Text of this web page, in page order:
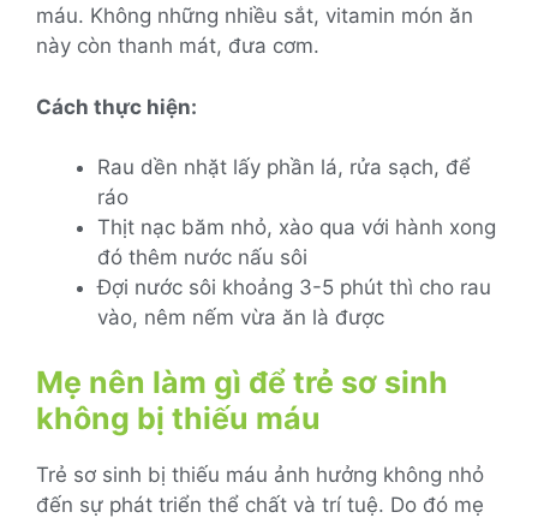
máu. Không những nhiều sắt, vitamin món ăn
này còn thanh mát, đưa cơm.
Cách thực hiện:
Rau dền nhặt lấy phần lá, rửa sạch, để
ráo
Thịt nạc băm nhỏ, xào qua với hành xong
đó thêm nước nấu sôi
Đợi nước sôi khoảng 3-5 phút thì cho rau
vào, nêm nếm vừa ăn là được
Mẹ nên làm gì để trẻ sơ sinh
không bị thiếu máu
Trẻ sơ sinh bị thiếu máu ảnh hưởng không nhỏ
đến sự phát triển thể chất và trí tuệ. Do đó mẹ